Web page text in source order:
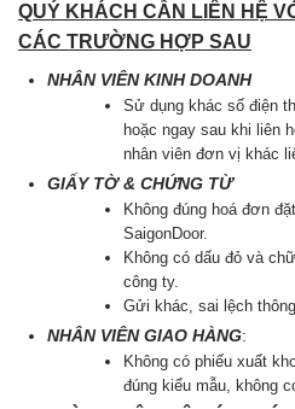
QUÝ KHÁCH CẦN LIÊN HỆ
CÁC TRƯỜNG HỢP SAU
NHÂN VIÊN KINH DOANH
Sử dụng khác số điện
hoặc ngay sau khi liên
nhân viên đơn vị khác
GIẤY TỜ & CHỨNG TỪ
Không đúng hoá đơn
SaigonDoor.
Không có dấu đỏ và
công ty.
Gửi khác, sai lệch
NHÂN VIÊN GIAO HÀNG:
Không có phiếu xuất
đúng kiểu mẫu, không